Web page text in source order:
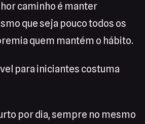
caminho é manter
que seja pouco todos os
quem mantém o hábito.
para iniciantes costuma
por dia, sempre no mesmo